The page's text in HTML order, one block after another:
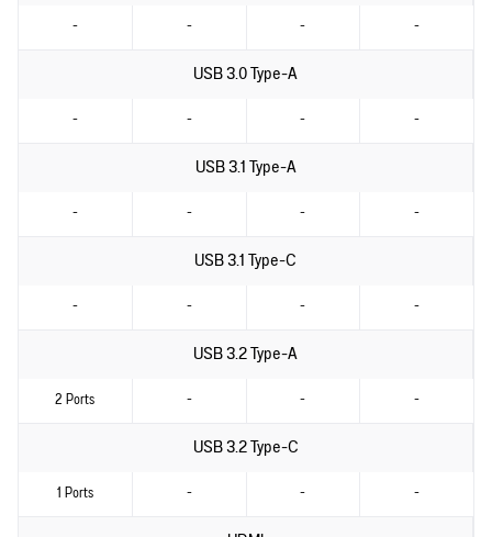
- - - -
USB 3.0 Type-A
- - - -
USB 3.1 Type-A
- - - -
USB 3.1 Type-C
- - - -
USB 3.2 Type-A
2 Ports - - -
USB 3.2 Type-C
1 Ports - - -